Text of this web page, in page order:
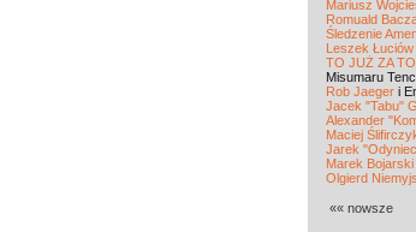
Mariusz
Romuald
Śledzenie
Leszek Łuciów
TO JUŻ ZA
Misumaru
Rob Jaeger i
Jacek "Tabu"
Alexander
Maciej
Jarek
Marek Bojarski
Olgierd
«« nowsze